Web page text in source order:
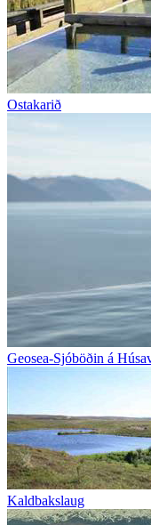
Ostakarið
Geosea-Sjóböðin á
Kaldbakslaug